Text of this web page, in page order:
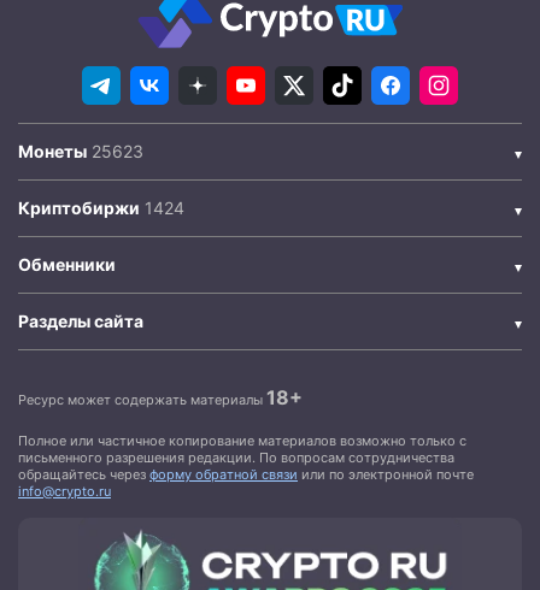
Монеты
Криптобиржи
Обменники
Разделы сайта
Ресурс может содержать материалы 18+
Полное или частичное копирование материалов возможно только с
письменного разрешения редакции. По вопросам сотрудничества
обращайтесь через форму обратной связи или по электронной почте
info@crypto.ru